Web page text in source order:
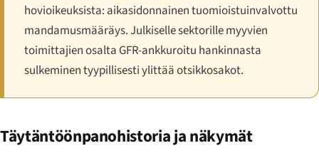
hovioikeuksista: aikasidonnainen tuomioistuinvalvottu
mandamusmääräys. Julkiselle sektorille myyvien
toimittajien osalta GFR-ankkuroitu hankinnasta
sulkeminen tyypillisesti ylittää otsikkosakot.
Täytäntöönpanohistoria ja näkymät